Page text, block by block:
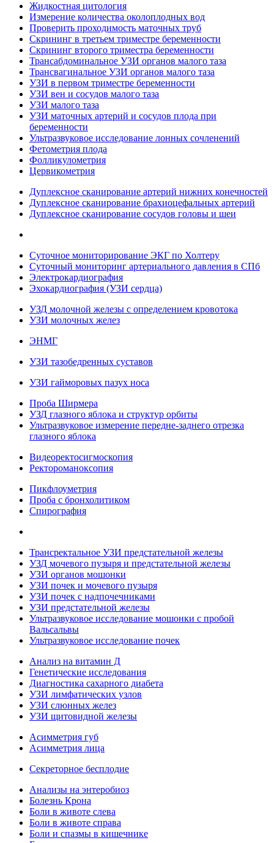
Жидкостная цитология
Измерение количества околоплодных вод
Проверить проходимость маточных труб
Скрининг в третьем триместре беременности
Скрининг второго триместра беременности
Трансабдоминальное УЗИ органов малого таза
Трансвагинальное УЗИ органов малого таза
УЗИ в первом триместре беременности
УЗИ вен и сосудов малого таза
УЗИ малого таза
УЗИ маточных артерий и сосудов плода при
беременности
Ультразвуковое исследование лонных сочленений
Фетометрия плода
Фолликулометрия
Цервикометрия
Дуплексное сканирование артерий нижних конечностей
Дуплексное сканирование брахиоцефальных артерий
Дуплексное сканирование сосудов головы и шеи
Суточное мониторирование ЭКГ по Холтеру
Суточный мониторинг артериального давления в СПб
Электрокардиография
Эхокардиография (УЗИ сердца)
УЗД молочной железы с определением кровотока
УЗИ молочных желез
ЭНМГ
УЗИ тазобедренных суставов
УЗИ гайморовых пазух носа
Проба Ширмера
УЗД глазного яблока и структур орбиты
Ультразвуковое измерение передне-заднего отрезка
глазного яблока
Видеоректосигмоскопия
Ректороманоксопия
Пикфлоуметрия
Проба с бронхолитиком
Спирография
Трансректальное УЗИ предстательной железы
УЗД мочевого пузыря и предстательной железы
УЗИ органов мошонки
УЗИ почек и мочевого пузыря
УЗИ почек с надпочечниками
УЗИ предстательной железы
Ультразвуковое исследование мошонки с пробой
Вальсальвы
Ультразвуковое исследование почек
Анализ на витамин Д
Генетические исследования
Диагностика сахарного диабета
УЗИ лимфатических узлов
УЗИ слюнных желез
УЗИ щитовидной железы
Асимметрия губ
Асимметрия лица
Секреторное бесплодие
Анализы на энтеробиоз
Болезнь Крона
Боли в животе слева
Боли в животе справа
Боли и спазмы в кишечнике